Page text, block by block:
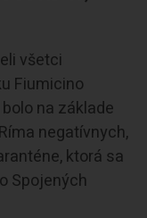
všetci
Fiumicino
na základe
negatívnych,
ktorá sa
Spojených